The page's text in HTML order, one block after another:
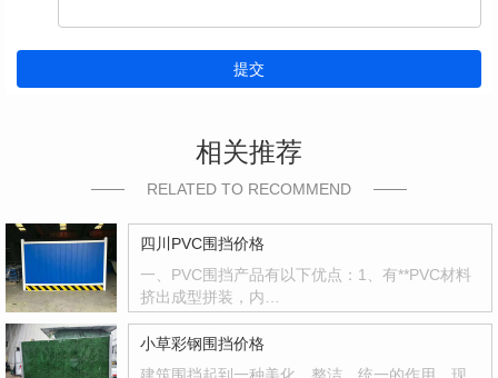
提交
相关推荐
RELATED TO RECOMMEND
四川PVC围挡价格
一、PVC围挡产品有以下优点：1、有**PVC材料
挤出成型拼装，内…
小草彩钢围挡价格
建筑围挡起到一种美化，整洁，统一的作用。现